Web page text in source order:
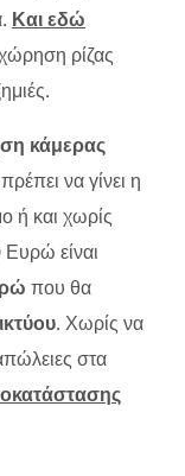
Και εδώ
ρίζας
κάμερας
να γίνει η
ή και χωρίς
είναι
που θα
. Χωρίς να
στα